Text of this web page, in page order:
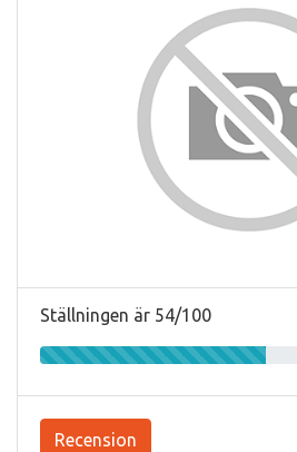
Ställningen är 54/100
Recension